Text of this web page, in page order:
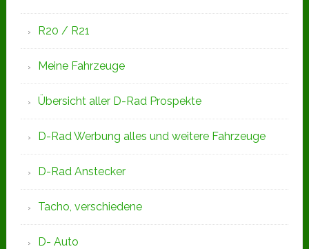
R20 / R21
Meine Fahrzeuge
Übersicht aller D-Rad Prospekte
D-Rad Werbung alles und weitere Fahrzeuge
D-Rad Anstecker
Tacho, verschiedene
D- Auto